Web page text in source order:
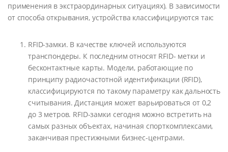
применения в экстраординарных ситуациях). В зависимости
от способа открывания, устройства классифицируются так:
RFID-замки. В качестве ключей используются
транспондеры. К последним относят RFID- метки и
бесконтактные карты. Модели, работающие по
принципу радиочастотной идентификации (RFID),
классифицируются по такому параметру как дальность
считывания. Дистанция может варьироваться от 0,2
до 3 метров. RFID-замки сегодня можно встретить на
самых разных объектах, начиная спорткомплексами,
заканчивая престижными бизнес-центрами.